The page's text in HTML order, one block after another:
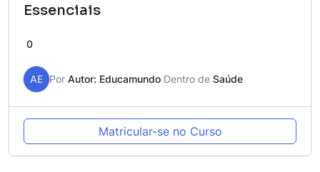
Essenciais
0
AE Por Autor: Educamundo Dentro de Saúde
Matricular-se no Curso